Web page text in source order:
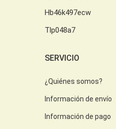
Hb46k497ecw
Tlp048a7
SERVICIO
¿Quiénes somos?
Información de envío
Información de pago